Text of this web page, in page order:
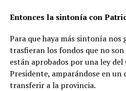
Entonces la sintonía con
Para que haya más sintonía nos
trasfieran los fondos que no
están aprobados por una ley del
Presidente, amparándose en un
transferir a la provincia.